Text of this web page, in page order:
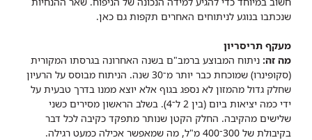
שנכתבו בנוגע לניתוחים האחרים תקפות גם כאן.
מעקף תריסריון
מה זה: ניתוח המבוצע ברמב"ם בשנה האחרונה בגרסתו המקורית
(סקופינרו) שמוכחת כבר יותר מ־30 שנה. הניתוח מבוסס על הרעיון
שחלק גדול מהמזון לא נספג בגוף אלא יוצא ממנו בדרך טבעית על
ידי כמה יציאות ביום (בין 2 ל־4). בשלב הראשון מסירים כשני
שלישים מהקיבה. החלק הקטן שנותר מתפקד כקיבה לכל דבר
בקיבולת של 300־400 מ"ל, מה שמאפשר אכילה כמעט רגילה.